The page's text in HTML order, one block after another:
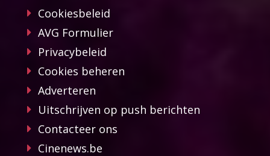
Cookiesbeleid
AVG Formulier
Privacybeleid
Cookies beheren
Adverteren
Uitschrijven op push berichten
Contacteer ons
Cinenews.be